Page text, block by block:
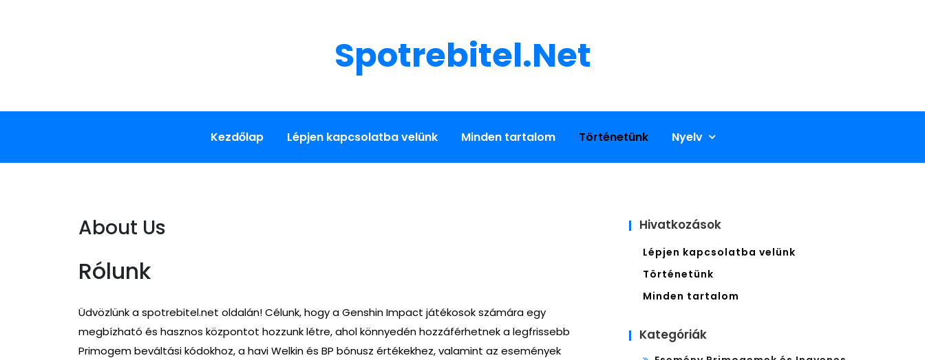
Spotrebitel.net
Kezdőlap Lépjen kapcsolatba velünk Minden tartalom Történetünk Nyelv
About Us
Rólunk
Üdvözlünk a spotrebitel.net oldalán! Célunk, hogy a Genshin Impact játékosok számára egy
megbízható és hasznos központot hozzunk létre, ahol könnyedén hozzáférhetnek a legfrissebb
Primogem beváltási kódokhoz, a havi Welkin és BP bónusz értékekhez, valamint az események
Hivatkozások
Lépjen kapcsolatba velünk
Történetünk
Minden tartalom
Kategóriák